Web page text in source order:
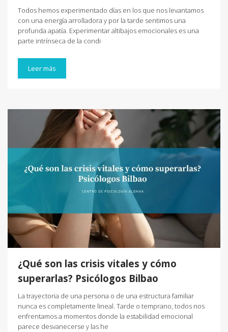
Todos hemos experimentado días en los que nos levantamos
con una energía arrolladora y por la tarde sentimos una
profunda apatía. Experimentar altibajos emocionales es una
parte intrínseca de la condi
Leer más
¿Qué son las crisis vitales y cómo
superarlas? Psicólogos Bilbao
La trayectoria de una persona o de una estructura familiar
nunca es completamente lineal. Tarde o temprano, todos nos
enfrentamos a momentos donde la estabilidad emocional
parece desvanecerse y las he